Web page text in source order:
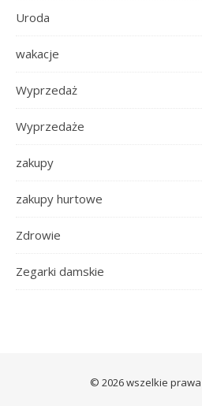
Uroda
wakacje
Wyprzedaż
Wyprzedaże
zakupy
zakupy hurtowe
Zdrowie
Zegarki damskie
© 2026 wszelkie